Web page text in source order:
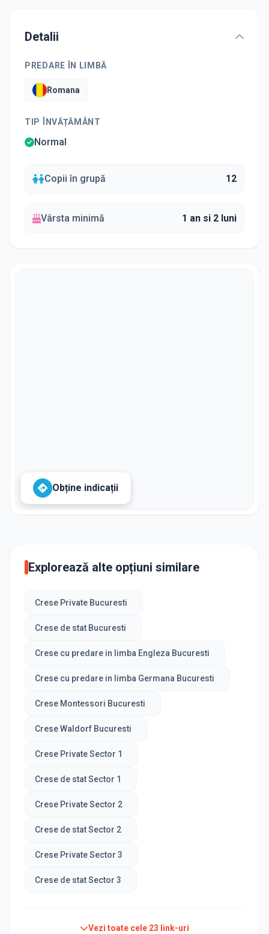
Detalii
PREDARE ÎN LIMBĂ
Romana
TIP ÎNVĂȚĂMÂNT
Normal
Copii în grupă 12
Vârsta minimă 1 an si 2 luni
Obține indicații
Explorează alte opțiuni similare
Crese Private Bucuresti
Crese de stat Bucuresti
Crese cu predare in limba Engleza Bucuresti
Crese cu predare in limba Germana Bucuresti
Crese Montessori Bucuresti
Crese Waldorf Bucuresti
Crese Private Sector 1
Crese de stat Sector 1
Crese Private Sector 2
Crese de stat Sector 2
Crese Private Sector 3
Crese de stat Sector 3
Vezi toate cele 23 link-uri